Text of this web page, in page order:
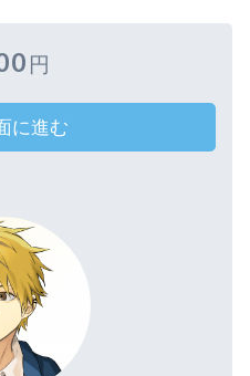
円
に進む